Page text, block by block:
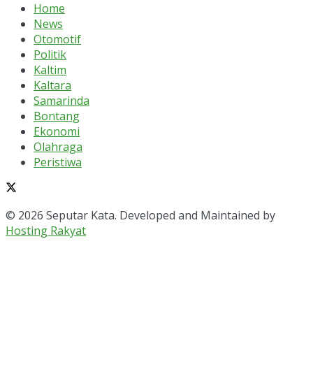
Home
News
Otomotif
Politik
Kaltim
Kaltara
Samarinda
Bontang
Ekonomi
Olahraga
Peristiwa
© 2026 Seputar Kata. Developed and Maintained by
Hosting Rakyat